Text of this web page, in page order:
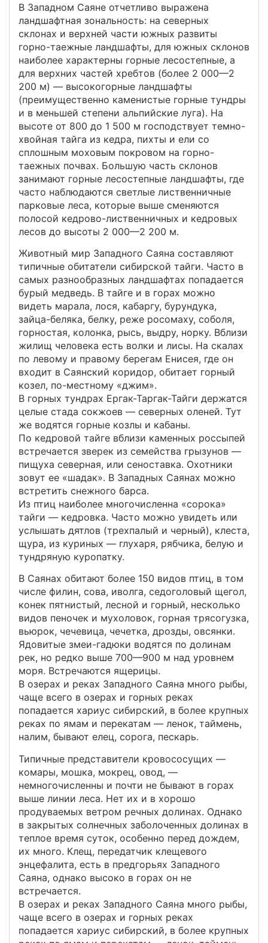
В Западном Саяне отчетливо выражена
ландшафтная зональность: на северных
склонах и верхней части южных развиты
горно-таежные ландшафты, для южных склонов
наиболее характерны горные лесостепные, а
для верхних частей хребтов (более 2 000—2
200 м) — высокогорные ландшафты
(преимущественно каменистые горные тундры
и в меньшей степени альпийские луга). На
высоте от 800 до 1 500 м господствует темно-
хвойная тайга из кедра, пихты и ели со
сплошным моховым покровом на горно-
таежных почвах. Большую часть склонов
занимают горные лесостепные ландшафты, где
часто наблюдаются светлые лиственничные
парковые леса, которые выше сменяются
полосой кедрово-лиственничных и кедровых
лесов до высоты 2 000—2 200 м.
Животный мир Западного Саяна составляют
типичные обитатели сибирской тайги. Часто в
самых разнообразных ландшафтах попадается
бурый медведь. В тайге и в горах можно
видеть марала, лося, кабаргу, бурундука,
зайца-беляка, белку, реже росомаху, соболя,
горностая, колонка, рысь, выдру, норку. Вблизи
жилищ человека есть волки и лисы. На скалах
по левому и правому берегам Енисея, где он
входит в Саянский коридор, обитает горный
козел, по-местному «джим».
В горных тундрах Ергак-Таргак-Тайги держатся
целые стада сокжоев — северных оленей. Тут
же водятся горные козлы и кабаны.
По кедровой тайге вблизи каменных россыпей
встречается зверек из семейства грызунов —
пищуха северная, или сеноставка. Охотники
зовут ее «шадак». В Западных Саянах можно
встретить снежного барса.
Из птиц наиболее многочисленна «сорока»
тайги — кедровка. Часто можно увидеть или
услышать дятлов (трехпалый и черный), клеста,
щура, из куриных — глухаря, рябчика, белую и
тундряную куропатку.
В Саянах обитают более 150 видов птиц, в том
числе филин, сова, иволга, седоголовый щегол,
конек пятнистый, лесной и горный, несколько
видов пеночек и мухоловок, горная трясогузка,
вьюрок, чечевица, чечетка, дрозды, овсянки.
Ядовитые змеи-гадюки водятся по долинам
рек, но редко выше 700—900 м над уровнем
моря. Встречаются ящерицы.
В озерах и реках Западного Саяна много рыбы,
чаще всего в озерах и горных реках
попадается хариус сибирский, в более крупных
реках по ямам и перекатам — ленок, таймень,
налим, бывают елец, сорога, пескарь.
Типичные представители кровососущих —
комары, мошка, мокрец, овод, —
немногочисленны и почти не бывают в горах
выше линии леса. Нет их и в хорошо
продуваемых ветром речных долинах. Однако
в закрытых солнечных заболоченных долинах в
теплое время суток, особенно перед дождем,
их много. Клещ, передатчик клещевого
энцефалита, есть в предгорьях Западного
Саяна, однако высоко в горах он не
встречается.
В озерах и реках Западного Саяна много рыбы,
чаще всего в озерах и горных реках
попадается хариус сибирский, в более крупных